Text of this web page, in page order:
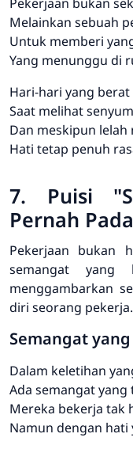
Melainkan sebuah
Untuk memberi
Yang menunggu di
Hari-hari yang
Saat melihat
Dan meskipun
Hati tetap penuh
7. Puisi
Pernah
Pekerjaan bukan
semangat
menggambarkan
diri seorang pekerja.
Semangat
Dalam keletihan
Ada semangat yang
Mereka bekerja tak
Namun dengan